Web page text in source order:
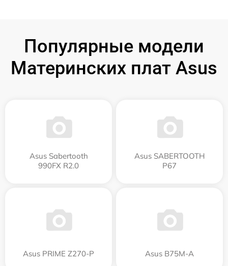
Популярные модели
Материнских плат Asus
Asus Sabertooth
990FX R2.0
Asus SABERTOOTH
P67
Asus PRIME Z270-P Asus B75M-A